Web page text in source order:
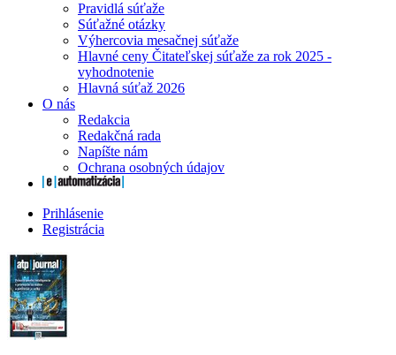
Pravidlá súťaže
Súťažné otázky
Výhercovia mesačnej súťaže
Hlavné ceny Čitateľskej súťaže za rok 2025 -
vyhodnotenie
Hlavná súťaž 2026
O nás
Redakcia
Redakčná rada
Napíšte nám
Ochrana osobných údajov
Prihlásenie
Registrácia